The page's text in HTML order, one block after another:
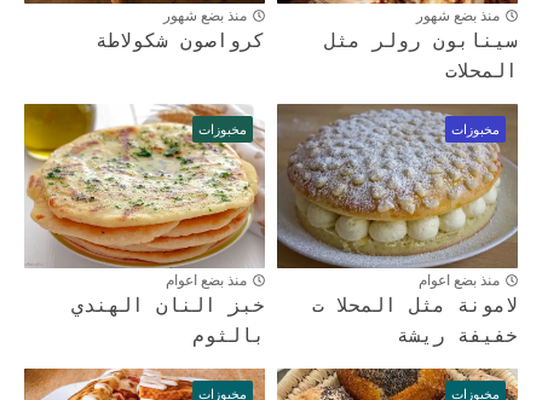
منذ بضع شهور
سينابون رولر مثل
المحلات
منذ بضع شهور
كرواصون شكولاطة
مخبوزات
منذ بضع اعوام
لامونة مثل المحلا ت
خفيفة ريشة
مخبوزات
منذ بضع اعوام
خبز النان الهندي
بالثوم
مخبوزات مخبوزات